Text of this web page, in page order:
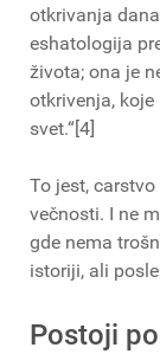
otkrivanja
eshatologija
života; ona je
otkrivenja,
svet.“[4]
To jest,
večnosti. I ne
gde nema
istoriji, ali
Postoji